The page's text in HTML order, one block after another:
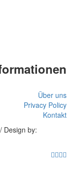
Über uns
Privacy Policy
Kontakt
Design by: